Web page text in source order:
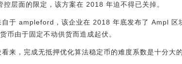
层面的限定，该方案在 2018 年迫不得已关掉。
自于 ampleford，该企业在 2018 年底发布了 Ampl
币由于固定不动供货而造成起伏。
来，完成无抵押优化算法稳定币的难度系数是十分大的